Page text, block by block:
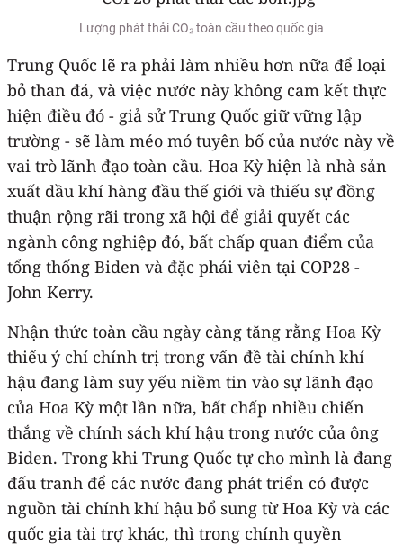
Lượng phát thải CO₂ toàn cầu theo quốc gia
Trung Quốc lẽ ra phải làm nhiều hơn nữa để loại
bỏ than đá, và việc nước này không cam kết thực
hiện điều đó - giả sử Trung Quốc giữ vững lập
trường - sẽ làm méo mó tuyên bố của nước này về
vai trò lãnh đạo toàn cầu. Hoa Kỳ hiện là nhà sản
xuất dầu khí hàng đầu thế giới và thiếu sự đồng
thuận rộng rãi trong xã hội để giải quyết các
ngành công nghiệp đó, bất chấp quan điểm của
tổng thống Biden và đặc phái viên tại COP28 -
John Kerry.
Nhận thức toàn cầu ngày càng tăng rằng Hoa Kỳ
thiếu ý chí chính trị trong vấn đề tài chính khí
hậu đang làm suy yếu niềm tin vào sự lãnh đạo
của Hoa Kỳ một lần nữa, bất chấp nhiều chiến
thắng về chính sách khí hậu trong nước của ông
Biden. Trong khi Trung Quốc tự cho mình là đang
đấu tranh để các nước đang phát triển có được
nguồn tài chính khí hậu bổ sung từ Hoa Kỳ và các
quốc gia tài trợ khác, thì trong chính quyền